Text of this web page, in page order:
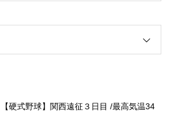
【硬式野球】関西遠征３日目 /最高気温34